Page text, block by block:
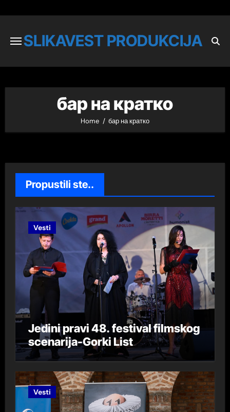
SLIKAVEST PRODUKCIJA
бар на кратко
Home бар на кратко
Propustili ste..
Vesti
Jedini pravi 48. festival filmskog
scenarija-Gorki List
Vesti